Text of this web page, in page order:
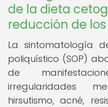
de la dieta
reducción de
La sintomatología
poliquístico (SOP)
de
irregularidades
hirsutismo, acné,